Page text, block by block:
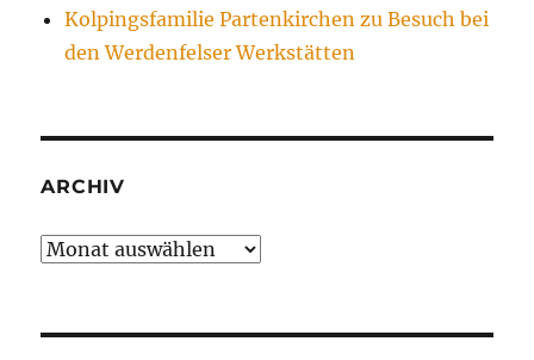
Kolpingsfamilie Partenkirchen zu Besuch bei
den Werdenfelser Werkstätten
ARCHIV
Archiv